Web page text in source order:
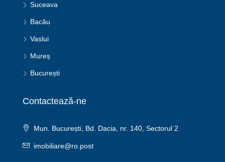
Suceava
Bacău
Vaslui
Mureș
București
Contactează-ne
Mun. București, Bd. Dacia, nr. 140, Sectorul 2
imobiliare@ro.post